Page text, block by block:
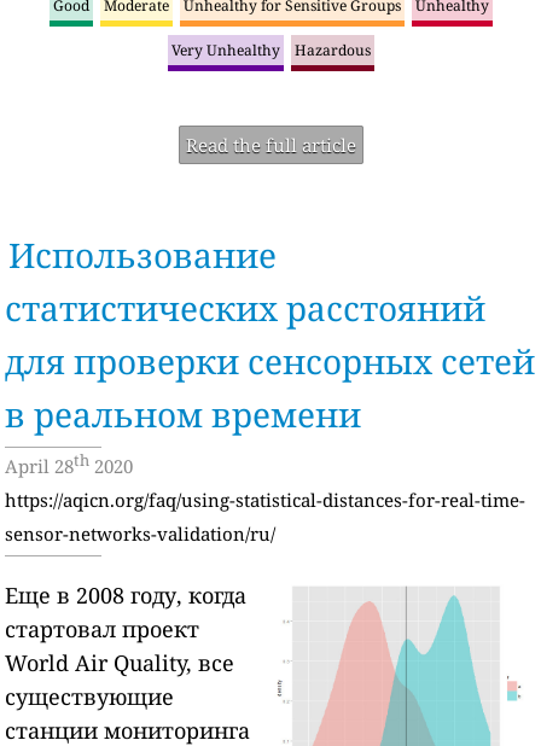
Good Moderate Unhealthy for Sensitive Groups Unhealthy
Very Unhealthy Hazardous
Read the full article
Использование
статистических расстояний
для проверки сенсорных сетей
в реальном времени
April 28th 2020
https://aqicn.org/faq/using-statistical-distances-for-real-time-
sensor-networks-validation/ru/
Еще в 2008 году, когда
стартовал проект
World Air Quality, все
существующие
станции мониторинга